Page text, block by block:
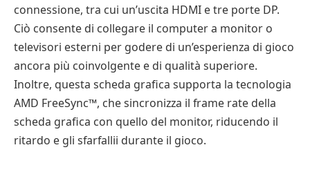
connessione, tra cui un’uscita HDMI e tre porte DP.
Ciò consente di collegare il computer a monitor o
televisori esterni per godere di un’esperienza di gioco
ancora più coinvolgente e di qualità superiore.
Inoltre, questa scheda grafica supporta la tecnologia
AMD FreeSync™, che sincronizza il frame rate della
scheda grafica con quello del monitor, riducendo il
ritardo e gli sfarfallii durante il gioco.